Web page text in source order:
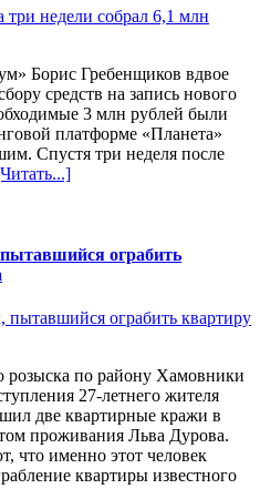
Борис Гребенщиков вдвое
средств на запись нового
3 млн рублей были
платформе «Планета»
Спустя три неделя после
ограбить
розыска по району Хамовники
27-летнего жителя
две квартирные кражи в
проживания Льва Дурова.
что именно этот человек
квартиры известного